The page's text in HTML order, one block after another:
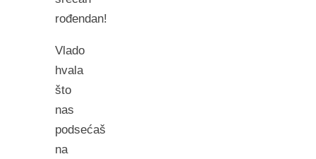
rođendan!
Vlado
hvala
što
nas
podsećaš
na